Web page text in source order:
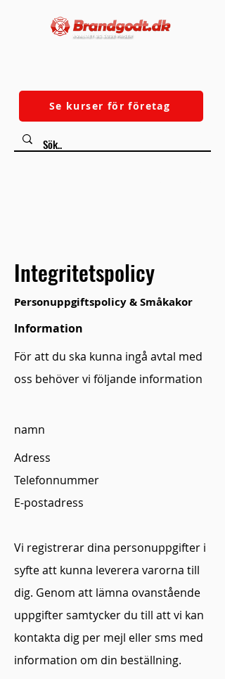
Se kurser för företag
Integritetspolicy
Personuppgiftspolicy & Småkakor
Information
För att du ska kunna ingå avtal med
oss behöver vi följande information
namn
Adress
Telefonnummer
E-postadress
Vi registrerar dina personuppgifter i
syfte att kunna leverera varorna till
dig. Genom att lämna ovanstående
uppgifter samtycker du till att vi kan
kontakta dig per mejl eller sms med
information om din beställning.